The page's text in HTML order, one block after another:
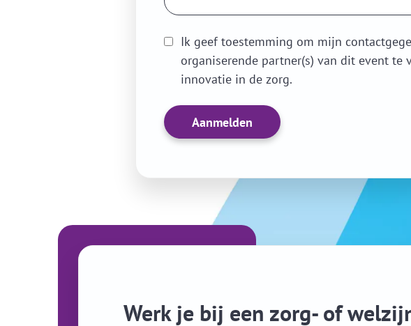
Ik geef toestemming om mijn
organiserende partner(s) van dit event te
innovatie in de zorg.
Werk je bij een zorg- of